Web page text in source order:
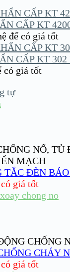
CẤP KT
để có giá tốt
CẤP KT
có giá tốt
tự
NỔ, TỦ
MẠCH
TẮC ĐÈN
giá tốt
CHỐNG
CHÁY
giá tốt